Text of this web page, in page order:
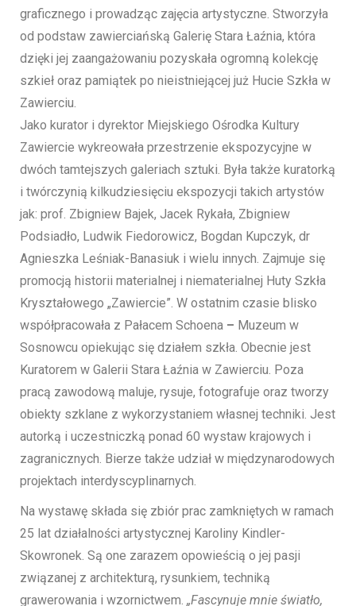
graficznego i prowadząc zajęcia artystyczne. Stworzyła
od podstaw zawierciańską Galerię Stara Łaźnia, która
dzięki jej zaangażowaniu pozyskała ogromną kolekcję
szkieł oraz pamiątek po nieistniejącej już Hucie Szkła w
Zawierciu.
Jako kurator i dyrektor Miejskiego Ośrodka Kultury
Zawiercie wykreowała przestrzenie ekspozycyjne w
dwóch tamtejszych galeriach sztuki. Była także kuratorką
i twórczynią kilkudziesięciu ekspozycji takich artystów
jak: prof. Zbigniew Bajek, Jacek Rykała, Zbigniew
Podsiadło, Ludwik Fiedorowicz, Bogdan Kupczyk, dr
Agnieszka Leśniak-Banasiuk i wielu innych. Zajmuje się
promocją historii materialnej i niematerialnej Huty Szkła
Kryształowego „Zawiercie”. W ostatnim czasie blisko
współpracowała z Pałacem Schoena – Muzeum w
Sosnowcu opiekując się działem szkła. Obecnie jest
Kuratorem w Galerii Stara Łaźnia w Zawierciu. Poza
pracą zawodową maluje, rysuje, fotografuje oraz tworzy
obiekty szklane z wykorzystaniem własnej techniki. Jest
autorką i uczestniczką ponad 60 wystaw krajowych i
zagranicznych. Bierze także udział w międzynarodowych
projektach interdyscyplinarnych.
Na wystawę składa się zbiór prac zamkniętych w ramach
25 lat działalności artystycznej Karoliny Kindler-
Skowronek. Są one zarazem opowieścią o jej pasji
związanej z architekturą, rysunkiem, techniką
grawerowania i wzornictwem. „Fascynuje mnie światło,